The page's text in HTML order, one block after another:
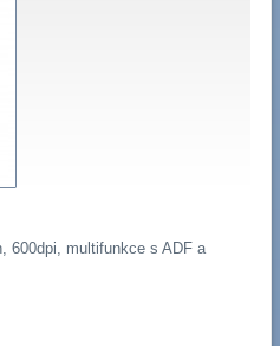
600dpi, multifunkce s ADF a